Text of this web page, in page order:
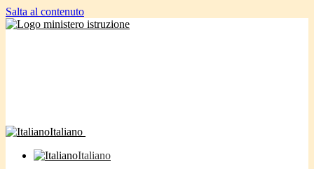
Salta al contenuto
Italiano
Italiano